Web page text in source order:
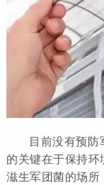
目前没有预防
的关键在于保持
滋生军团菌的场